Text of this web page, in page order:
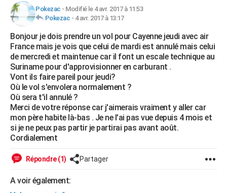
Retraite
Impôts
Epargne
Immobilier
Risques naturels par ville
Banque
Assurance
Crédit
AUTO
Essais
Réserver un essai
Citadines
Berlines
SUV
Forum auto
HIGH-TECH
Mobiles
Meilleur smartphone
Internet
Ordinateurs
Jeux vidéo
Guide high-tech
BRICOLAGE
Forum
Aménagement intérieur
Extérieur
Cuisine
Salle de bains
Jardinage
Rangement
WEEK-END
Guides de France
Escapades
Patrimoine
Expositions
Musées
Week-end nature
+LIFESTYLE
Art de vivre
Bien-être
Loisirs
Mode
Modes de vie
SANTE
Alimentation
Guide de la santé
Maladies
Médicaments
Sommeil
VOYAGE
PHOTO
Pokezac - Modifié le 4 avr. 2017 à 11:53
Pokezac - 4 avr. 2017 à 13:17
Bonjour je dois prendre un vol pour Cayenne jeudi avec air
France mais je vois que celui de mardi est annulé mais celui
de mercredi et maintenue car il font un escale technique au
Suriname pour d'approvisionner en carburant .
Vont ils faire pareil pour jeudi?
Où le vol s'envolera normalement ?
Où sera t'il annulé ?
Merci de votre réponse car j'aimerais vraiment y aller car
mon père habite là-bas . Je ne l'ai pas vue depuis 4 mois et
si je ne peux pas partir je partirai pas avant août.
Cordialement
Répondre (1) Partager
A voir également: